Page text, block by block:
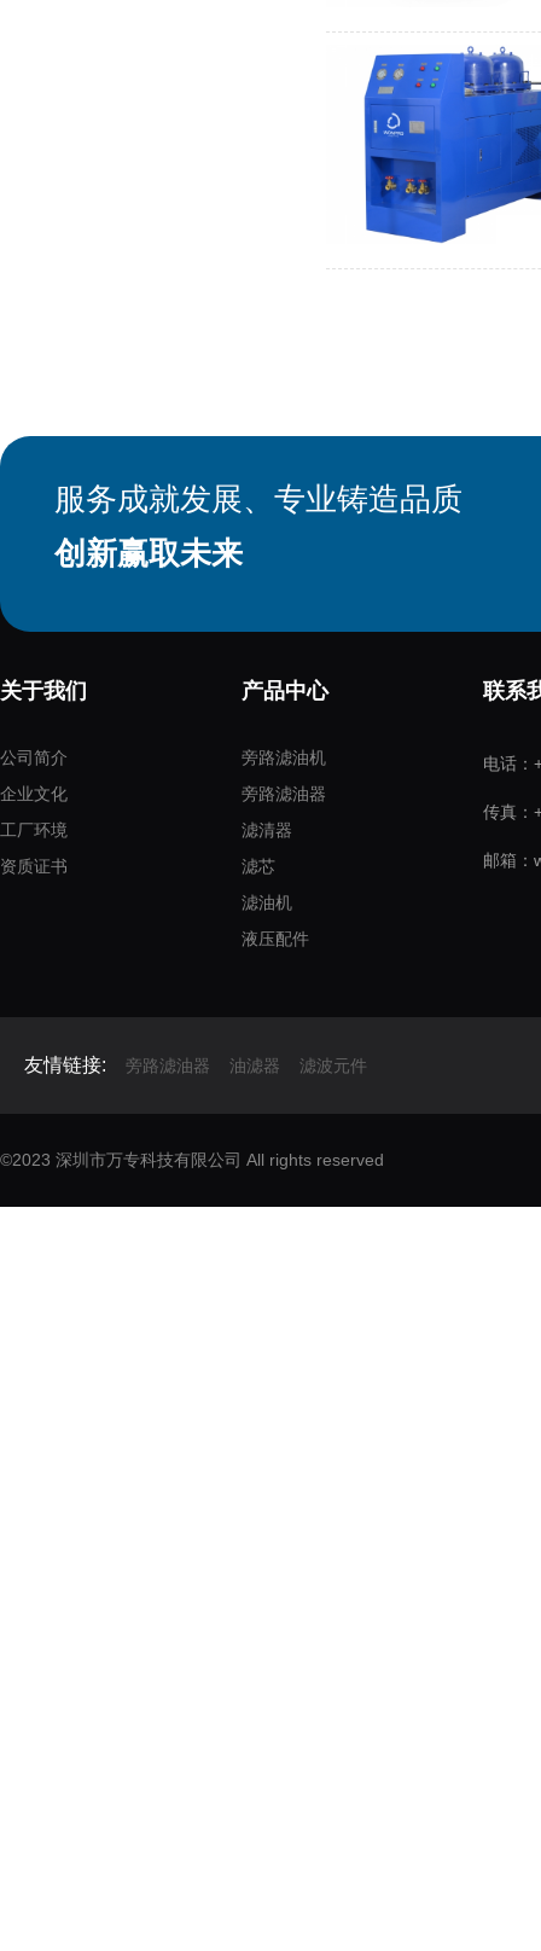
服务成就发展、专业铸造品质
创新赢取未来
关于我们
公司简介
企业文化
工厂环境
资质证书
产品中心
旁路滤油机
旁路滤油器
滤清器
滤芯
滤油机
液压配件
联系
电话：
传真：
邮箱：
友情链接: 旁路滤油器 油滤器 滤波元件
©2023 深圳市万专科技有限公司 All rights reserved